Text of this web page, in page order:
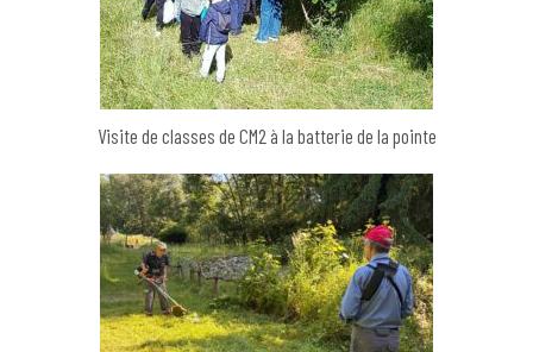
Visite de classes de CM2 à la batterie de la pointe